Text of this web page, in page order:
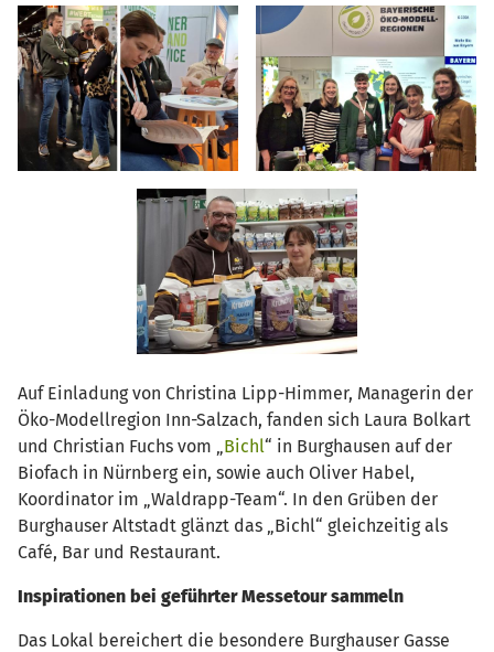
Auf Einladung von Christina Lipp-Himmer, Managerin der
Öko-Modellregion Inn-Salzach, fanden sich Laura Bolkart
und Christian Fuchs vom „Bichl“ in Burghausen auf der
Biofach in Nürnberg ein, sowie auch Oliver Habel,
Koordinator im „Waldrapp-Team“. In den Grüben der
Burghauser Altstadt glänzt das „Bichl“ gleichzeitig als
Café, Bar und Restaurant.
Inspirationen bei geführter Messetour sammeln
Das Lokal bereichert die besondere Burghauser Gasse